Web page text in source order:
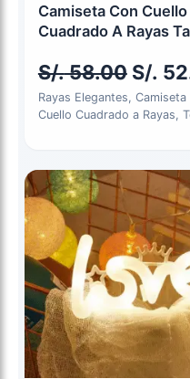
Camiseta Con Cuello
Cuadrado A Rayas
S/.58.00
precio
era:
S/.
S/.
Rayas Elegantes, Camiseta
Cuello Cuadrado a Rayas,